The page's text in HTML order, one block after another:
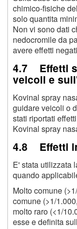
chimico-fisiche
solo quantita
Non vi sono dati
nedocromile da
avere effetti
4.7 Effetti
veicoli e
Kovinal spray
guidare veicoli o
stati riportati
Kovinal spray
4.8 Effetti
E' stata utilizzata
quando
Molto comune
comune (>1/
molto raro (<1/
esse e definita